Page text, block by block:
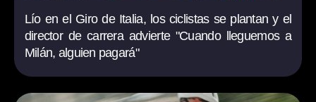
Lío en el Giro de Italia, los ciclistas se plantan y el
director de carrera advierte "Cuando lleguemos a
Milán, alguien pagará"